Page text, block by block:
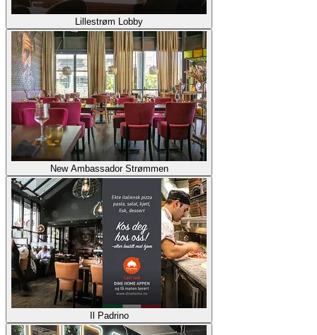
Lillestrøm Lobby
New Ambassador Strømmen
Il Padrino